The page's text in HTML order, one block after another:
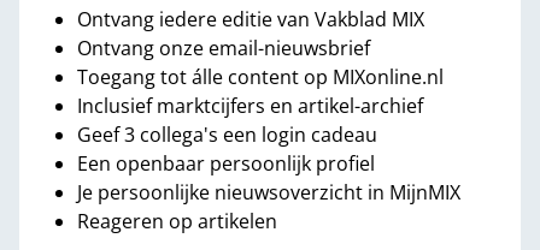
Ontvang iedere editie van Vakblad MIX
Ontvang onze email-nieuwsbrief
Toegang tot álle content op MIXonline.nl
Inclusief marktcijfers en artikel-archief
Geef 3 collega's een login cadeau
Een openbaar persoonlijk profiel
Je persoonlijke nieuwsoverzicht in MijnMIX
Reageren op artikelen